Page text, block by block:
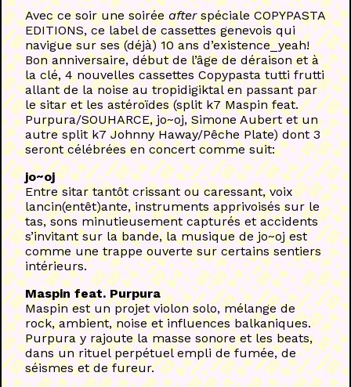
Avec ce soir une soiréeafterspéciale COPYPASTA
EDITIONS, ce label de cassettes genevois qui
navigue sur ses (déjà) 10 ans d’existence_yeah!
Bon anniversaire, début de l’âge de déraison et à
la clé, 4 nouvelles cassettes Copypasta tutti frutti
allant de la noise au tropidigiktal en passant par
le sitar et les astéroïdes (split k7 Maspin feat.
Purpura/SOUHARCE, jo~oj, Simone Aubert et un
autre split k7 Johnny Haway/Pêche Plate) dont 3
seront célébrées en concert comme suit:
jo~oj
Entre sitar tantôt crissant ou caressant, voix
lancin(entêt)ante, instruments apprivoisés sur le
tas, sons minutieusement capturés et accidents
s’invitant sur la bande, la musique de jo~oj est
comme une trappe ouverte sur certains sentiers
intérieurs.
Maspin feat. Purpura
Maspin est un projet violon solo, mélange de
rock, ambient, noise et influences balkaniques.
Purpura y rajoute la masse sonore et les beats,
dans un rituel perpétuel empli de fumée, de
séismes et de fureur.